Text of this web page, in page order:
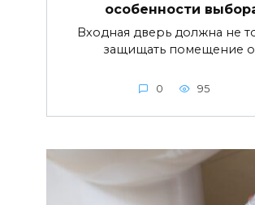
особенности
Входная дверь должна не
защищать помещение
0 95